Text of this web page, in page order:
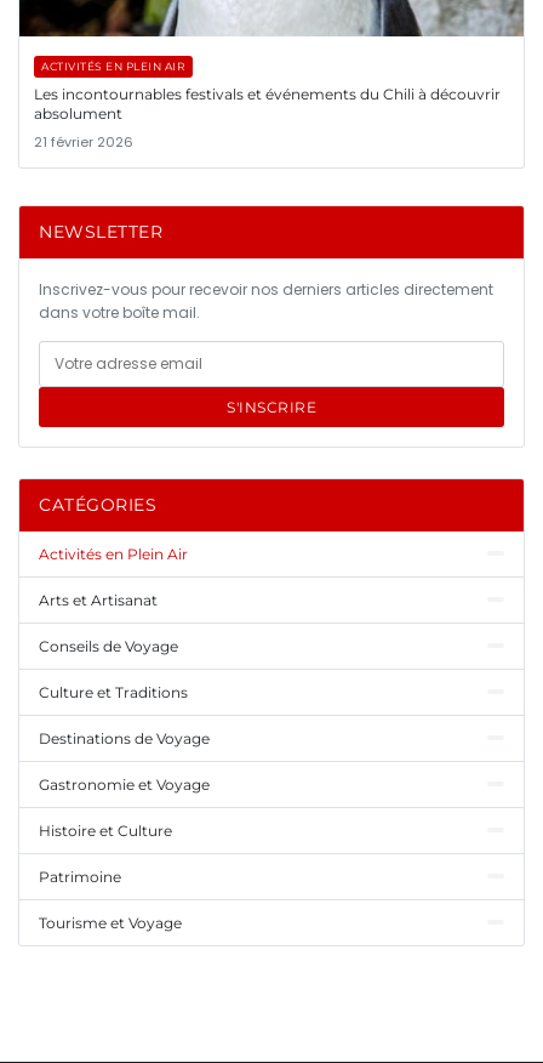
ACTIVITÉS EN PLEIN AIR
Les incontournables festivals et événements du Chili à découvrir
absolument
21 février 2026
NEWSLETTER
Inscrivez-vous pour recevoir nos derniers articles directement
dans votre boîte mail.
S'INSCRIRE
CATÉGORIES
Activités en Plein Air
Arts et Artisanat
Conseils de Voyage
Culture et Traditions
Destinations de Voyage
Gastronomie et Voyage
Histoire et Culture
Patrimoine
Tourisme et Voyage